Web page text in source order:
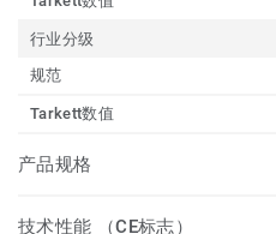
行业分级
规范
Tarkett数值
产品规格
技术性能 （CE标志）